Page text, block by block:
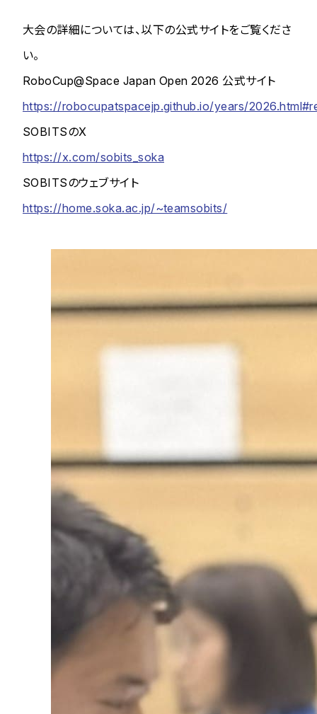
大会の詳細については、以下の公式サイトをご覧くださ
い。
RoboCup@Space Japan Open 2026 公式サイト
https://robocupatspacejp.github.io/years/
SOBITSのX
https://x.com/sobits_soka
SOBITSのウェブサイト
https://home.soka.ac.jp/~teamsobits/